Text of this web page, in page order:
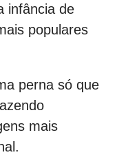
infância de
populares
perna só que
mais